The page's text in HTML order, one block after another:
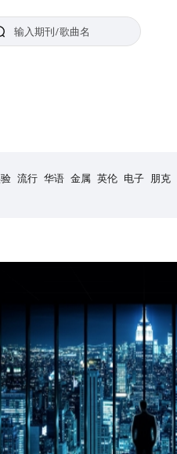
流行 华语 金属 英伦 电子 朋克